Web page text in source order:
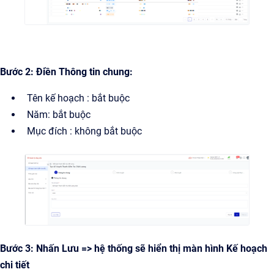
Bước 2: Điền Thông tin chung:
Tên kế hoạch : bắt buộc
Năm: bắt buộc
Mục đích : không bắt buộc
Bước 3: Nhấn Lưu => hệ thống sẽ hiển thị màn hình Kế hoạch
chi tiết